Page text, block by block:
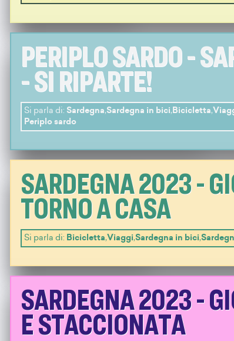
PERIPLO SARDO -
- SI RIPARTE!
Si parla di: Sardegna,Sardegna in bici, Bicicletta,
Periplo sardo
SARDEGNA 2023 -
TORNO A CASA
Si parla di: Bicicletta,Viaggi,Sardegna in bici,
SARDEGNA 2023 -
E STACCIONATA